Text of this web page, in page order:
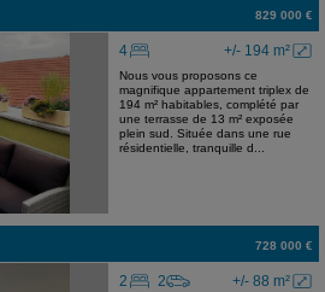
829 000 €
+/- 194 m²
4
Nous vous proposons ce
magnifique appartement triplex de
194 m² habitables, complété par
une terrasse de 13 m² exposée
plein sud. Située dans une rue
résidentielle, tranquille d...
728 000 €
+/- 88 m²
2 2